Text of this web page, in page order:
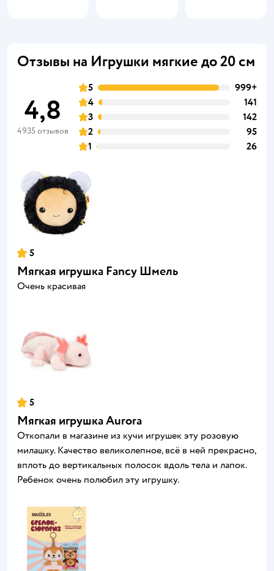
Отзывы на Игрушки мягкие до 20 см
4,8
4935 отзывов
5
999+
4
141
3
142
2
95
1
26
5
Мягкая игрушка Fancy Шмель
Очень красивая
5
Мягкая игрушка Aurora
Откопали в магазине из кучи игрушек эту розовую
милашку. Качество великолепное, всë в ней прекрасно,
вплоть до вертикальных полосок вдоль тела и лапок.
Ребенок очень полюбил эту игрушку.